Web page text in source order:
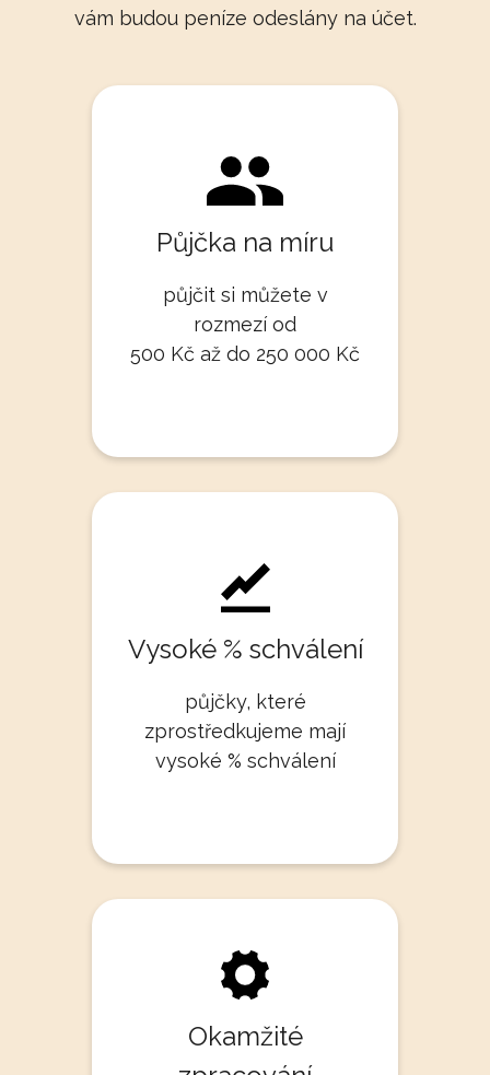
vám budou peníze odeslány na účet.
Půjčka na míru
půjčit si můžete v
rozmezí od
500 Kč až do 250 000 Kč
Vysoké % schválení
půjčky, které
zprostředkujeme mají
vysoké % schválení
Okamžité